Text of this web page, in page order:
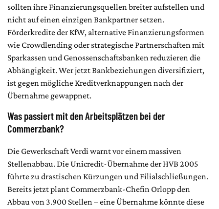
sollten ihre Finanzierungsquellen breiter aufstellen und
nicht auf einen einzigen Bankpartner setzen.
Förderkredite der KfW, alternative Finanzierungsformen
wie Crowdlending oder strategische Partnerschaften mit
Sparkassen und Genossenschaftsbanken reduzieren die
Abhängigkeit. Wer jetzt Bankbeziehungen diversifiziert,
ist gegen mögliche Kreditverknappungen nach der
Übernahme gewappnet.
Was passiert mit den Arbeitsplätzen bei der
Commerzbank?
Die Gewerkschaft Verdi warnt vor einem massiven
Stellenabbau. Die Unicredit-Übernahme der HVB 2005
führte zu drastischen Kürzungen und Filialschließungen.
Bereits jetzt plant Commerzbank-Chefin Orlopp den
Abbau von 3.900 Stellen – eine Übernahme könnte diese